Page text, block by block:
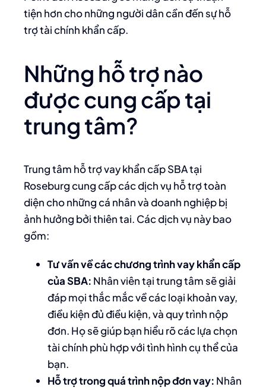
tiện hơn cho những người dân cần đến sự hỗ
trợ tài chính khẩn cấp.
Những hỗ trợ nào
được cung cấp tại
trung tâm?
Trung tâm hỗ trợ vay khẩn cấp SBA tại
Roseburg cung cấp các dịch vụ hỗ trợ toàn
diện cho những cá nhân và doanh nghiệp bị
ảnh hưởng bởi thiên tai. Các dịch vụ này bao
gồm:
Tư vấn về các chương trình vay khẩn cấp
của SBA: Nhân viên tại trung tâm sẽ giải
đáp mọi thắc mắc về các loại khoản vay,
điều kiện đủ điều kiện, và quy trình nộp
đơn. Họ sẽ giúp bạn hiểu rõ các lựa chọn
tài chính phù hợp với tình hình cụ thể của
bạn.
Hỗ trợ trong quá trình nộp đơn vay: Nhân